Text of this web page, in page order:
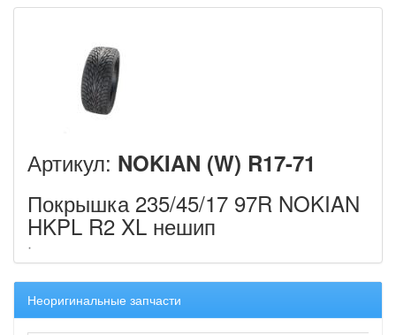
Артикул: NOKIAN (W) R17-71
Покрышка 235/45/17 97R NOKIAN
HKPL R2 XL нешип
Неоригинальные запчасти